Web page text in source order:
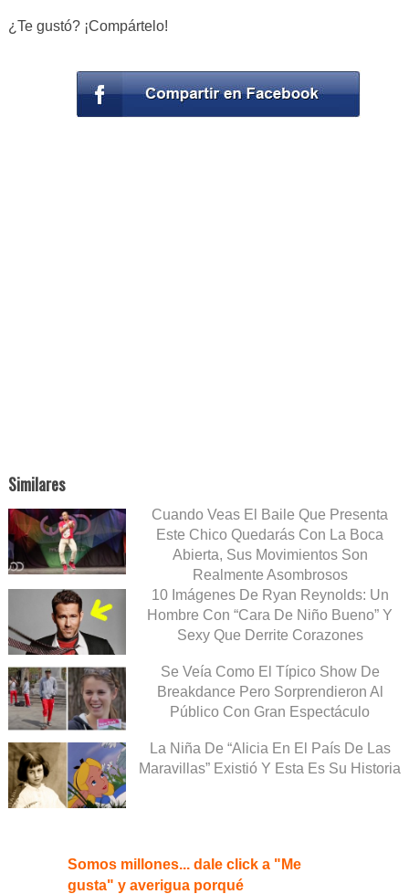
¿Te gustó? ¡Compártelo!
Similares
Cuando Veas El Baile Que Presenta
Este Chico Quedarás Con La Boca
Abierta, Sus Movimientos Son
Realmente Asombrosos
10 Imágenes De Ryan Reynolds: Un
Hombre Con “Cara De Niño Bueno” Y
Sexy Que Derrite Corazones
Se Veía Como El Típico Show De
Breakdance Pero Sorprendieron Al
Público Con Gran Espectáculo
La Niña De “Alicia En El País De Las
Maravillas” Existió Y Esta Es Su Historia
Somos millones... dale click a "Me
gusta" y averigua porqué